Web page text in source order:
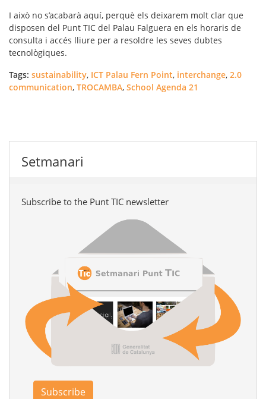
I això no s’acabarà aquí, perquè els deixarem molt clar que
disposen del Punt TIC del Palau Falguera en els horaris de
consulta i accés lliure per a resoldre les seves dubtes
tecnològiques.
Tags: sustainability, ICT Palau Fern Point, interchange, 2.0
communication, TROCAMBA, School Agenda 21
Setmanari
Subscribe to the Punt TIC newsletter
Subscribe